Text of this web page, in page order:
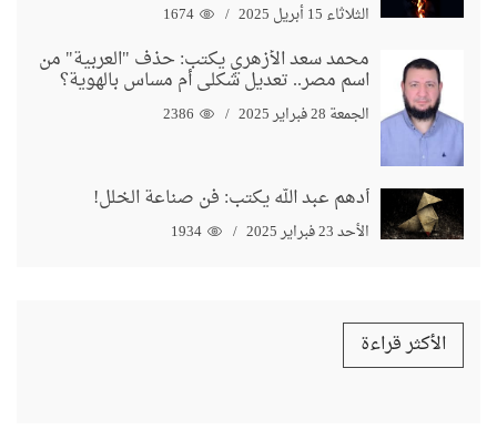
الثلاثاء 15 أبريل 2025 1674
محمد سعد الأزهري يكتب: حذف "العربية" من
اسم مصر.. تعديل شكلي أم مساس بالهوية؟
الجمعة 28 فبراير 2025 2386
أدهم عبد الله يكتب: فن صناعة الخلل!
الأحد 23 فبراير 2025 1934
الأكثر قراءة